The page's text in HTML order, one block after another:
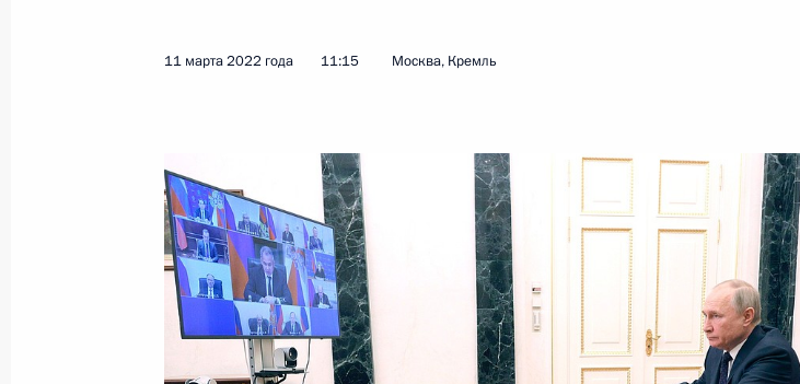
Показать следующие материалы
14 марта 2022 года, понедельник
Рабочая встреча с Заместителем Председателя Правительства
Дмитрием Григоренко
14 марта 2022 года, 15:30 Москва, Кремль
11 марта 2022 года, пятница
11 марта 2022 года 11:15 Москва, Кремль